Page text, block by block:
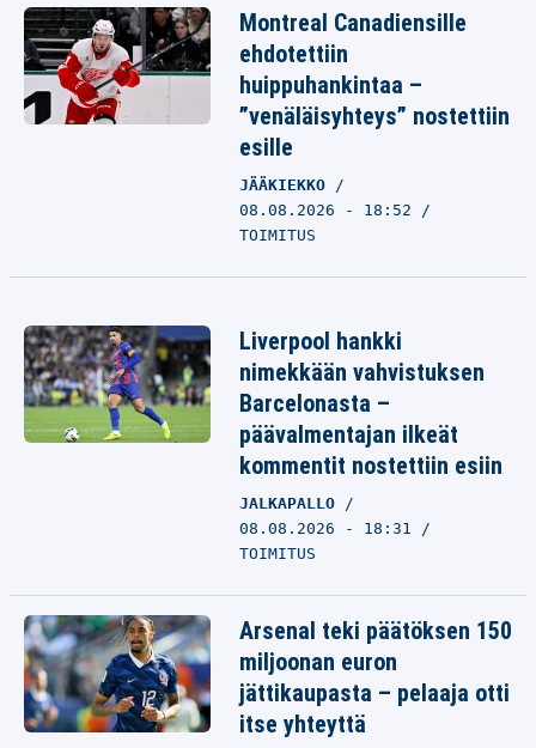
Montreal Canadiensille
ehdotettiin
huippuhankintaa –
”venäläisyhteys” nostettiin
esille
JÄÄKIEKKO
08.08.2026 - 18:52
TOIMITUS
Liverpool hankki
nimekkään vahvistuksen
Barcelonasta –
päävalmentajan ilkeät
kommentit nostettiin esiin
JALKAPALLO
08.08.2026 - 18:31
TOIMITUS
Arsenal teki päätöksen 150
miljoonan euron
jättikaupasta – pelaaja otti
itse yhteyttä